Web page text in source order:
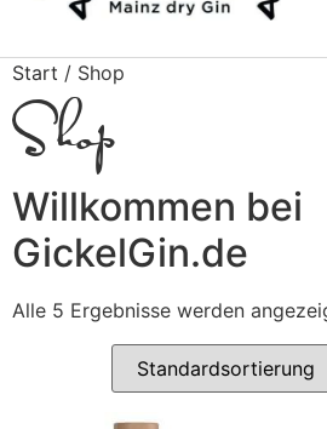
Start / Shop
Shop
Willkommen bei
GickelGin.de
Alle 5 Ergebnisse werden